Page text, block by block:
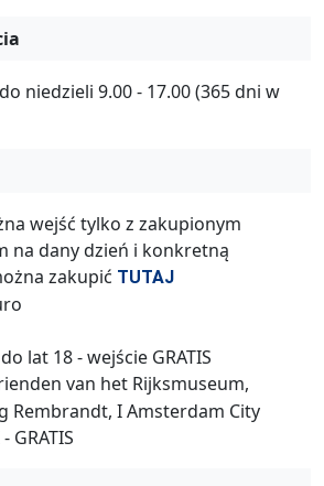
niedzieli 9.00 - 17.00 (365 dni w
wejść tylko z zakupionym
na dany dzień i konkretną
zakupić TUTAJ
lat 18 - wejście GRATIS
van het Rijksmuseum,
Rembrandt, I Amsterdam City
GRATIS